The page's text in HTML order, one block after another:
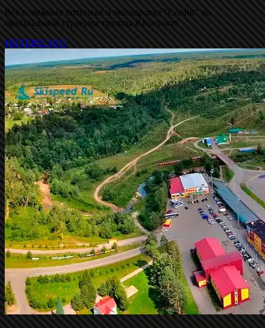
Всё о лыжных ботинках и экипировке "Спайн" на
официальной странице группы ВКонтакте
ИНТЕРЕСНО?